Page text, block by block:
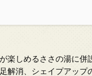
楽しめるささの湯に
解消、シェイプアッ